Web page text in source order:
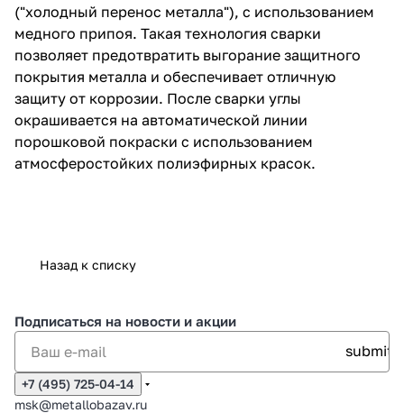
("холодный перенос металла"), с использованием
медного припоя. Такая технология сварки
позволяет предотвратить выгорание защитного
покрытия металла и обеспечивает отличную
защиту от коррозии. После сварки углы
окрашивается на автоматической линии
порошковой покраски с использованием
атмосферостойких полиэфирных красок.
Назад к списку
Подписаться на новости и акции
+7 (495) 725-04-14
msk@metallobazav.ru